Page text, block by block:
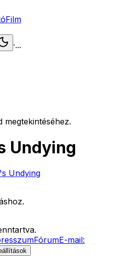
Film
·...
megtekintéséhez.
Undying
Undying
FórumE-mail: